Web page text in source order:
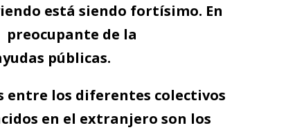
está siendo fortísimo. En
preocupante de la
públicas.
entre los diferentes colectivos
en el extranjero son los